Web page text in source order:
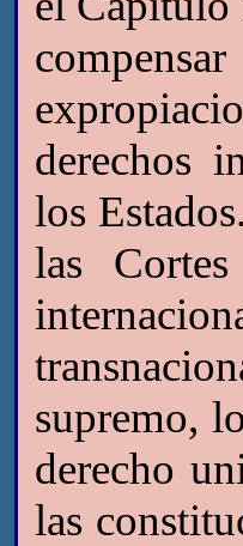
derechos
los
las
supremo,
derecho
las